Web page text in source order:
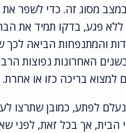
מסוג זה. כדי לשפר את
פגע, בדקו תמיד את
והמתנפחות הביאה לכך
האחרונות נפוצות
למצוא בריכה כזו או אחרת.
לפתע, כמובן שתרצו
הבית, אך בכל זאת, לפני